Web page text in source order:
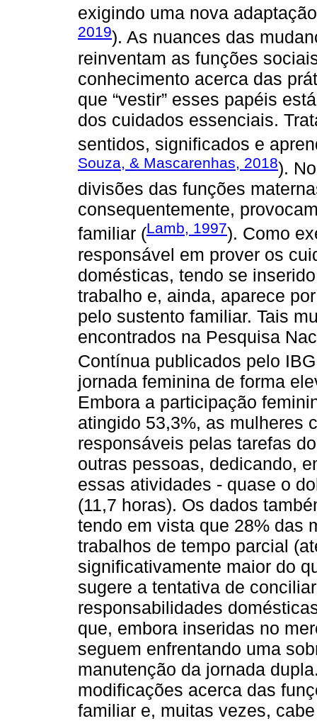
exigindo uma nova
2019). As nuances das
reinventam as funções
conhecimento acerca das
que “vestir” esses papéis
dos cuidados essenciais.
sentidos, significados e
Souza, & Mascarenhas, 2018).
divisões das funções
consequentemente,
familiar (Lamb, 1997). Como
responsável em prover os
domésticas, tendo se
trabalho e, ainda, aparece
pelo sustento familiar. Tais
encontrados na Pesquisa
Contínua publicados pelo
jornada feminina de forma
Embora a participação
atingido 53,3%, as mulheres
responsáveis pelas tarefas
outras pessoas, dedicando,
essas atividades - quase o
(11,7 horas). Os dados
tendo em vista que 28% das
trabalhos de tempo parcial
significativamente maior do
sugere a tentativa de
responsabilidades
que, embora inseridas no
seguem enfrentando uma
manutenção da jornada
modificações acerca das
familiar e, muitas vezes,